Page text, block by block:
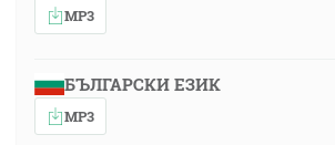
MP3
БЪЛГАРСКИ ЕЗИК
MP3